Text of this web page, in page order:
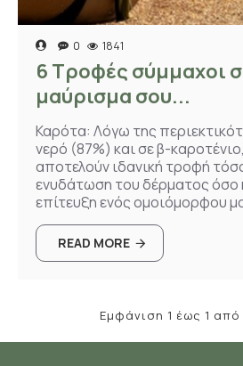
0 1841
6 Τροφές σύμμαχοι
μαύρισμα σου...
Καρότα: Λόγω της
νερό (87%) και σε β-
αποτελούν ιδανική τροφή
ενυδάτωση του δέρματος όσο
επίτευξη ενός ομοιόμορφου
READ MORE
Εμφάνιση 1 έως 1 από